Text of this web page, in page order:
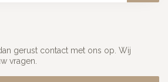
gerust contact met ons op. Wij
vragen.